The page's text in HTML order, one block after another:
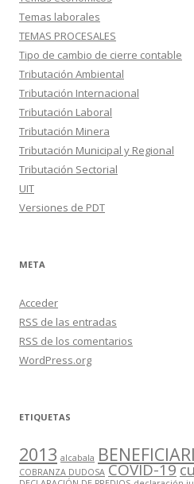
Temas laborales
TEMAS PROCESALES
Tipo de cambio de cierre contable
Tributación Ambiental
Tributación Internacional
Tributación Laboral
Tributación Minera
Tributación Municipal y Regional
Tributación Sectorial
UIT
Versiones de PDT
META
Acceder
RSS de las entradas
RSS de los comentarios
WordPress.org
ETIQUETAS
2013 alcabala
COBRANZA DUDOSA COVID-19